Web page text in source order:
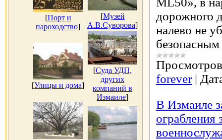
[Порт и
пароходство]
[Музей
А.В.Суворова]
[Улицы и дома]
[Суда УДП,
других
компаний в
Измаиле]
дорожного
налево не
безопасным
forever |
В Измаиле
ограбления